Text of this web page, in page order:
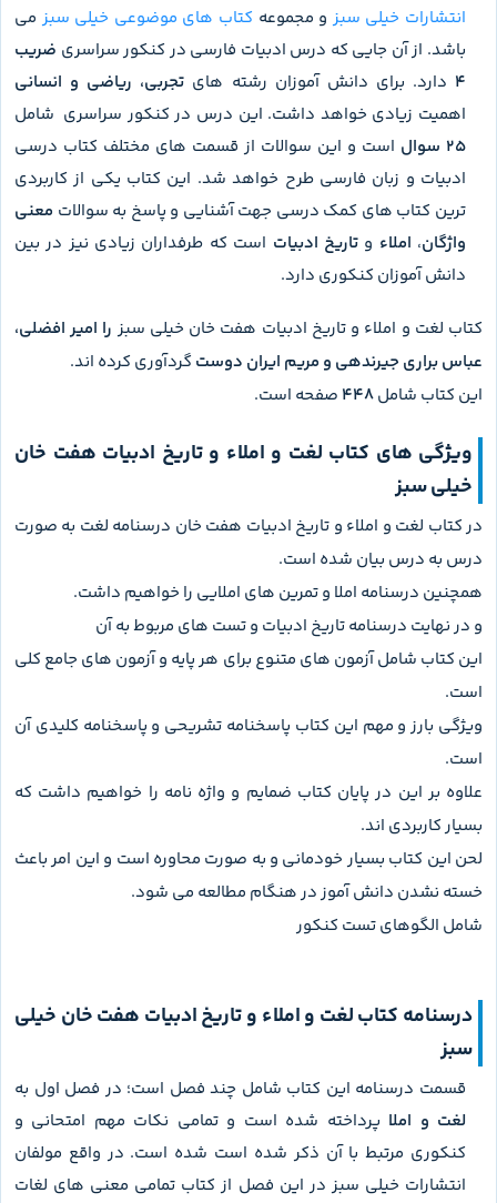
انتشارات خیلی سبزو مجموعه کتاب های موضوعی خیلی سبزمی
باشد. از آن جایی که درس ادبیات فارسی در کنکور سراسری ضریب
4 دارد. برای دانش آموزان رشته های تجربی، ریاضی و انسانی
اهمیت زیادی خواهد داشت. این درس در کنکور سراسری شامل
25 سوال
است و این سوالات از قسمت های مختلف کتاب درسی
ادبیات و زبان فارسی طرح خواهد شد. این کتاب یکی از کاربردی
ترین کتاب های کمک درسی جهت آشنایی و پاسخ به سوالات معنی
واژگان، املاء وتاریخ ادبیات است که طرفداران زیادی نیز در بین
دانش آموزان کنکوری دارد.
کتاب لغت و املاء و تاریخ ادبیات هفت خان خیلی سبز را امیر افضلی،
عباس براری جیرندهی و مریم ایران دوستگردآوری کرده اند.
این کتاب شامل448 صفحه است.
ویژگی های کتاب لغت و املاء و تاریخ ادبیات هفت خان
خیلی سبز
در کتاب لغت و املاء و تاریخ ادبیات هفت خان درسنامه لغت به صورت
درس به درس بیان شده است.
همچنین درسنامه املا و تمرین های املایی را خواهیم داشت.
و در نهایت درسنامه تاریخ ادبیات و تست های مربوط به آن
این کتاب شامل آزمون های متنوع برای هر پایه و آزمون های جامع کلی
است.
ویژگی بارز و مهم این کتاب پاسخنامه تشریحی و پاسخنامه کلیدی آن
است.
علاوه بر این در پایان کتاب ضمایم و واژه نامه را خواهیم داشت که
بسیار کاربردی اند.
لحن این کتاب بسیار خودمانی و به صورت محاوره است و این امر باعث
خسته نشدن دانش آموز در هنگام مطالعه می شود.
شامل الگوهای تست کنکور
درسنامه کتاب لغت و املاء و تاریخ ادبیات هفت خان خیلی
سبز
قسمت درسنامه این کتاب شامل چند فصل است؛ در فصل اول به
لغت و املا پرداخته شده است و تمامی نکات مهم امتحانی و
کنکوری مرتبط با آن ذکر شده است شده است. در واقع مولفان
انتشارات خیلی سبز در این فصل از کتاب تمامی معنی های لغات